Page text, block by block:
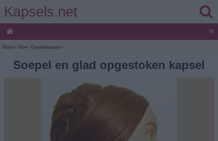
Kapsels.net
≡
Home> Hoe> Opsteekkapsels>
Soepel en glad opgestoken kapsel